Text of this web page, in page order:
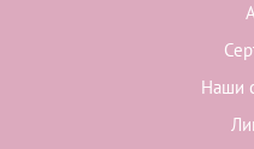
Наши